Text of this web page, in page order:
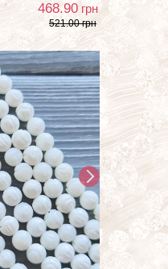
468.90 грн
521.00 грн